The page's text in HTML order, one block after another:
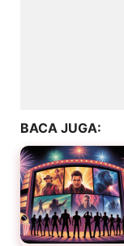
BACA JUGA: